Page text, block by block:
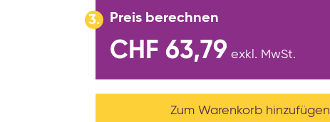
3. Preis berechnen
CHF 63,79 exkl. MwSt.
Zum Warenkorb hinzufügen